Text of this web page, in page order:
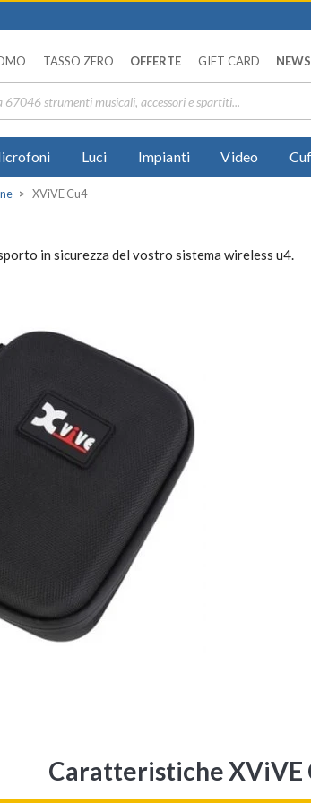
TASSO ZERO OFFERTE GIFT CARD NEWS
Luci Impianti Video
XViVE Cu4
in sicurezza del vostro sistema wireless u4.
Caratteristiche XViVE